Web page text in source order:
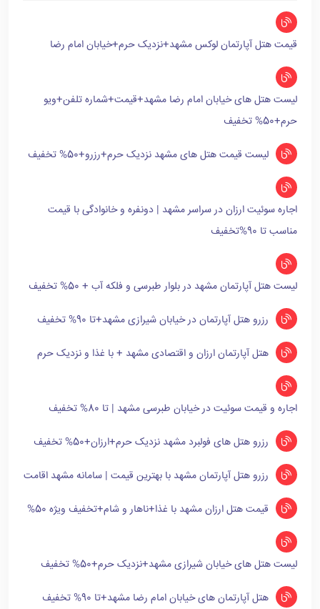
قیمت هتل آپارتمان لوکس مشهد+نزدیک حرم+خیابان امام رضا
لیست هتل های خیابان امام رضا مشهد+قیمت+شماره تلفن+ویو
حرم+50% تخفیف
لیست قیمت هتل های مشهد نزدیک حرم+رزرو+50% تخفیف
اجاره سوئیت ارزان در سراسر مشهد | دونفره و خانوادگی با قیمت
مناسب تا 90%تخفیف
لیست هتل آپارتمان مشهد در بلوار طبرسی و فلکه آب + 50% تخفیف
رزرو هتل آپارتمان در خیابان شیرازی مشهد+تا 90% تخفیف
هتل آپارتمان ارزان و اقتصادی مشهد + با غذا و نزدیک حرم
اجاره و قیمت سوئیت در خیابان طبرسی مشهد | تا 80% تخفیف
رزرو هتل های فولبرد مشهد نزدیک حرم+ارزان+50% تخفیف
رزرو هتل آپارتمان مشهد با بهترین قیمت | سامانه مشهد اقامت
قیمت هتل ارزان مشهد با غذا+ناهار و شام+تخفیف ویژه 50%
لیست هتل های خیابان شیرازی مشهد+نزدیک حرم+50% تخفیف
هتل آپارتمان های خیابان امام رضا مشهد+تا 90% تخفیف